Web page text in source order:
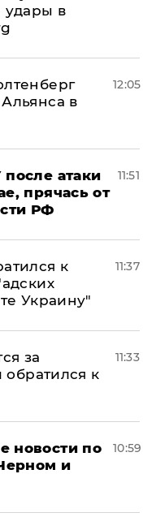
удары в
в
12:05
атаки
прячась от
РФ
11:51
к
Украину"
11:37
за
обратился к
11:33
новости по
и
10:59